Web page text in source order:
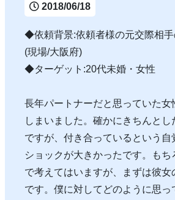
2018/06/18
◆依頼背景:依頼者様の元交際相
(現場/大阪府)
◆ターゲット:20代未婚・女性
長年パートナーだと思っていた女
しまいました。確かにきちんとし
ですが、付き合っているという自
ショックが大きかったです。も
で考えてはいますが、まずは彼女
です。僕に対してどのように思っ